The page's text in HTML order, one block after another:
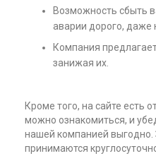
Возможность сбыть
аварии дорого, даже
Компания
занижая их.
Кроме того, на сайте есть
можно ознакомиться, и
нашей компанией выгодно.
принимаются